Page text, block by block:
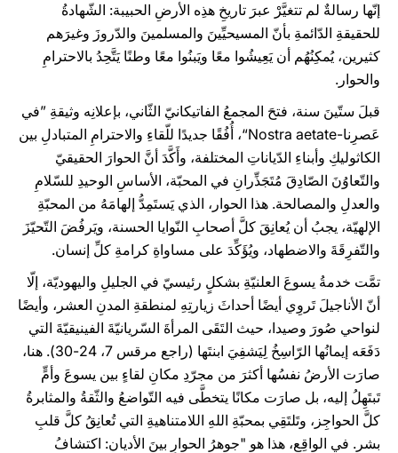
إنّها رسالةٌ لم تتغيَّرْ عبرَ تاريخِ هذِه الأرضِ الحبيبة: الشّهادةُ
للحقيقةِ الدّائمةِ بأنّ المسيحيِّينَ والمسلمينَ والدّروزَ وغيرَهم
كثيرين، يُمكِنُهُم أن يَعِيشُوا معًا ويَبنُوا معًا وطنًا يَتَّحِدُ بالاحترامِ
والحوار.
قبلَ ستّينَ سنة، فتحَ المجمعُ الفاتيكانيّ الثّاني، بإعلانِه وثيقةِ ”في
عَصرِنا-Nostra aetate“، أُفُقًا جديدًا للّقاءِ والاحترامِ المتبادلِ بين
الكاثوليكِ وأبناءِ الدّياناتِ المختلفة، وأَكَّدَ أنَّ الحوارَ الحقيقيّ
والتّعاوُنَ الصّادِقَ مُتَجَذِّرانِ في المحبّة، الأساسِ الوحيدِ للسّلامِ
والعدلِ والمصالحة. هذا الحوار، الذي يَستَمِدُّ إلهامَهُ من المحبّةِ
الإلهيّة، يجبُ أن يُعانِقَ كلَّ أصحابِ النّوايا الحسنة، ويَرفُضَ التّحيّزَ
والتّفرِقَةَ والاضطهاد، ويُؤَكِّدَ على مساواةِ كرامةِ كلِّ إنسان.
تمَّت خدمةُ يسوعَ العلنيّةِ بشكلٍ رئيسيّ في الجليلِ واليهوديّة، إلّا
أنّ الأناجيلَ تَروِي أيضًا أحداثَ زيارتِهِ لمنطقةِ المدنِ العشر، وأيضًا
لنواحي صُورَ وصيدا، حيث التَقَى المرأةَ السّريانيّةَ الفينيقيّةَ التي
دَفَعَه إيمانُها الرّاسِخُ لِيَشفِيَ ابنتَها (راجع مرقس 7، 24-30). هنا،
صارَت الأرضُ نفسُها أكثرَ من مجرّدِ مكانِ لقاءٍ بين يسوعَ وأمٍّ
تَبتَهِلُ إليه، بل صارَت مكانًا يتخطَّى فيه التّواضعُ والثّقةُ والمثابرةُ
كلَّ الحواجِز، وتَلتَقِي بمحبّةِ اللهِ اللامتناهيةِ التي تُعانِقُ كلَّ قلبِ
بشر. في الواقِع، هذا هو "جوهرُ الحوارِ بينَ الأديان: اكتشافُ